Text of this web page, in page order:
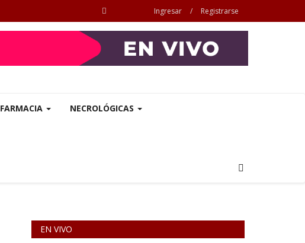
Ingresar / Registrarse
FARMACIA NECROLÓGICAS
EN VIVO